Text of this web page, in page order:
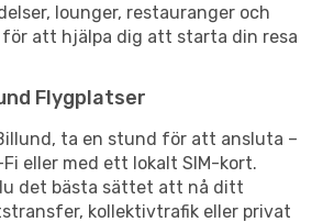
lounger, restauranger och
att hjälpa dig att starta din resa
Flygplatser
ta en stund för att ansluta –
eller med ett lokalt SIM-kort.
det bästa sättet att nå ditt
kollektivtrafik eller privat